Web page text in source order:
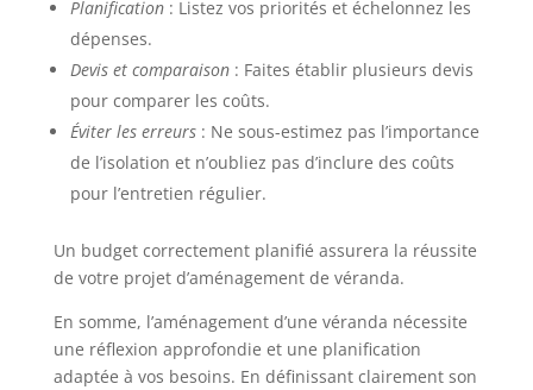
d’éponge. Un mobilier de jardin pensé pour vous
faciliter la vie, tout en garantissant un confort
absolu sur votre salon de terrasse ! MONTAGE
expert en bricolage pour installer votre ensemble
de jardin ! Grâce à un système de montage intuitif,
vous assemblez votre salon de jardin extérieur en
résine en un clin d'œil. Profitez sans attendre de
votre espace lounge pour des moments
conviviaux et relaxants. Ajoutez style et confort à
chic et pratique !
Planification: Listez vos priorités et échelonnez les
dépenses.
Devis et comparaison: Faites établir plusieurs devis
pour comparer les coûts.
Éviter les erreurs: Ne sous-estimez pas l’importance
de l’isolation et n’oubliez pas d’inclure des coûts
pour l’entretien régulier.
Un budget correctement planifié assurera la réussite
de votre projet d’aménagement de véranda.
En somme, l’aménagement d’une véranda nécessite
une réflexion approfondie et une planification
adaptée à vos besoins. En définissant clairement son